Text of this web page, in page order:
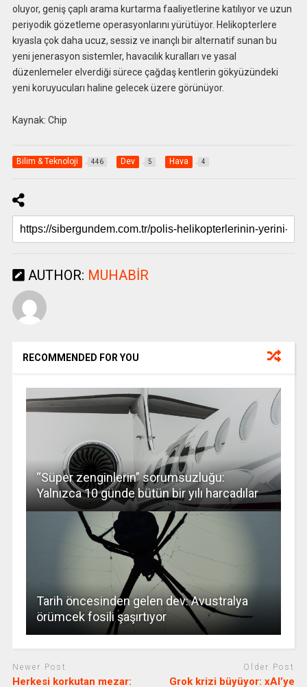
oluyor, geniş çaplı arama kurtarma faaliyetlerine katılıyor ve uzun
periyodik gözetleme operasyonlarını yürütüyor. Helikopterlere
kıyasla çok daha ucuz, sessiz ve inançlı bir alternatif sunan bu
yeni jenerasyon sistemler, havacılık kuralları ve yasal
düzenlemeler elverdiği sürece çağdaş kentlerin gökyüzündeki
yeni koruyucuları haline gelecek üzere görünüyor.
Kaynak: Chip
Bilim & Teknoloji 446 Dev 5 Hava 4
AUTHOR: MUHABIR
RECOMMENDED FOR YOU
“Süper zenginlerin” sorumsuzluğu:
Yalnızca 10 günde bütün bir yılı harcadılar
Tarih öncesinden gelen dev: Avustralya
örümcek fosili şaşırtıyor
Newer Post
Herkesi korkutan mezar:
Older Post
Grok krizi büyüyor: xAI’ye